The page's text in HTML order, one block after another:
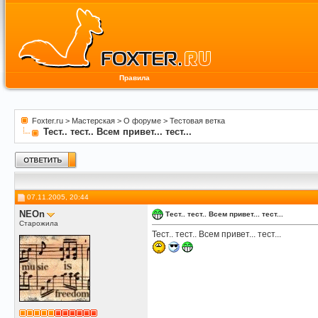
Правила
Foxter.ru > Мастерская > О форуме > Тестовая ветка
Тест.. тест.. Всем привет... тест...
07.11.2005, 20:44
NEOn
Старожила
Тест.. тест.. Всем привет... тест...
Тест.. тест.. Всем привет... тест...